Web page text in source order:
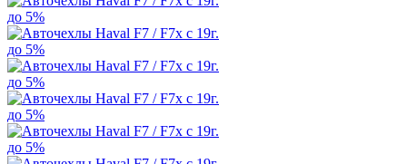
до 5%
до 5%
до 5%
до 5%
до 5%